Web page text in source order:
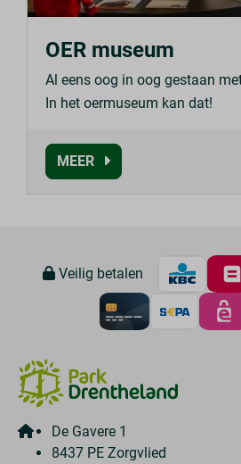
OER museum
Al eens oog in oog gestaan
In het oermuseum kan dat!
MEER
Veilig betalen
De Gavere 1
8437 PE Zorgvlied